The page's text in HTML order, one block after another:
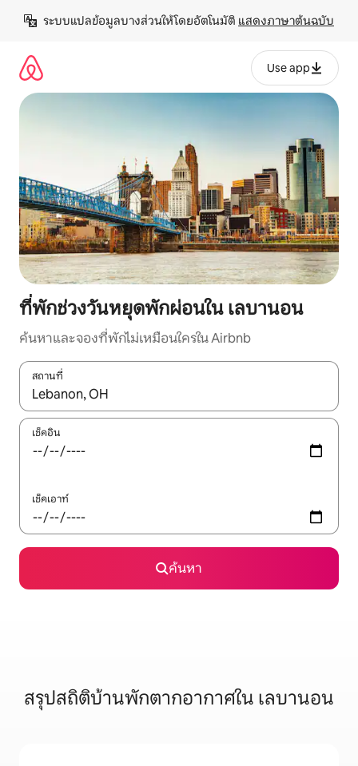
เนื้อหา
ระบบแปลข้อมูลบางส่วนให้โดยอัตโนมัติ แสดงภาษาต้นฉบับ
Use app
ที่พักช่วงวันหยุดพักผ่อนใน เลบานอน
ค้นหาและจองที่พักไม่เหมือนใครใน Airbnb
สถานที่
ใช้ลูกศรขึ้นลง หรือใช้การสัมผัสหรือปัด เพื่อสำรวจผลการค้นหา
เช็คอิน
เช็คเอาท์
ค้นหา
สรุปสถิติบ้านพักตากอากาศใน เลบานอน